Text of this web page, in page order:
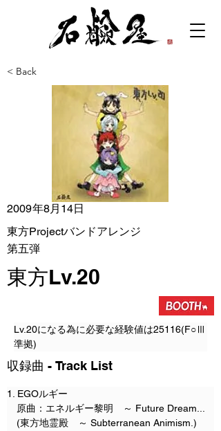
< Back
2009年8月14日
東方Projectバンドアレンジ
第五弾
東方Lv.20
Lv.20になる為に必要な経験値は25116(F○Ⅲ
準拠)
​収録曲 - Track List
1. EGOルギー
原曲：エネルギー黎明　～ Future Dream...
(東方地霊殿　～ Subterranean Animism.)